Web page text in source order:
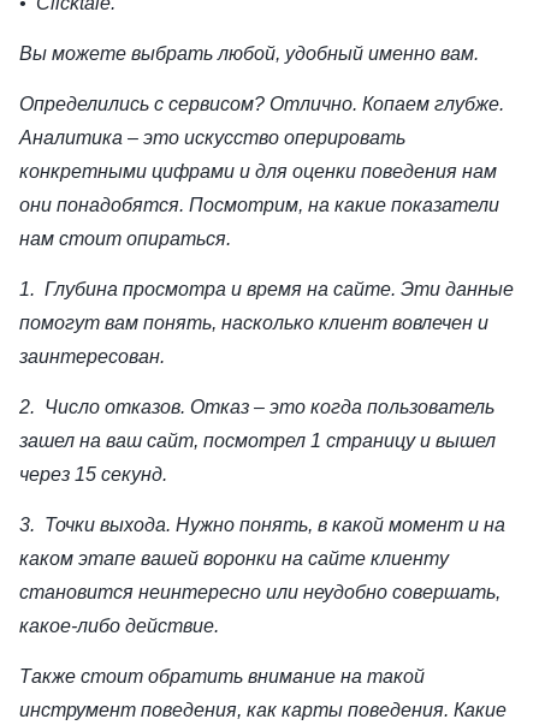
Вы можете выбрать любой, удобный именно вам.
Определились с сервисом? Отлично. Копаем глубже.
Аналитика – это искусство оперировать
конкретными цифрами и для оценки поведения нам
они понадобятся. Посмотрим, на какие показатели
нам стоит опираться.
1. Глубина просмотра и время на сайте. Эти данные
помогут вам понять, насколько клиент вовлечен и
заинтересован.
2. Число отказов. Отказ – это когда пользователь
зашел на ваш сайт, посмотрел 1 страницу и вышел
через 15 секунд.
3. Точки выхода. Нужно понять, в какой момент и на
каком этапе вашей воронки на сайте клиенту
становится неинтересно или неудобно совершать,
какое-либо действие.
Также стоит обратить внимание на такой
инструмент поведения, как карты поведения. Какие